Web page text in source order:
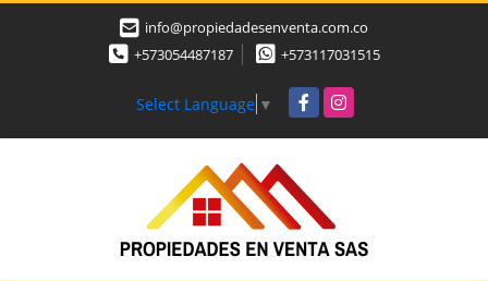
info@propiedadesenventa.com.co
+573054487187
+573117031515
Select Language ▼ FacebookInstagram